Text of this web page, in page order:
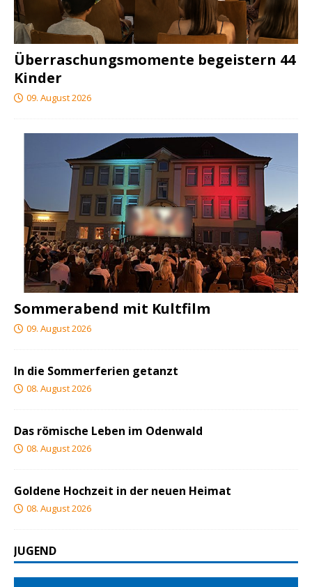
Überraschungsmomente begeistern 44
Kinder
09. August 2026
Sommerabend mit Kultfilm
09. August 2026
In die Sommerferien getanzt
08. August 2026
Das römische Leben im Odenwald
08. August 2026
Goldene Hochzeit in der neuen Heimat
08. August 2026
JUGEND